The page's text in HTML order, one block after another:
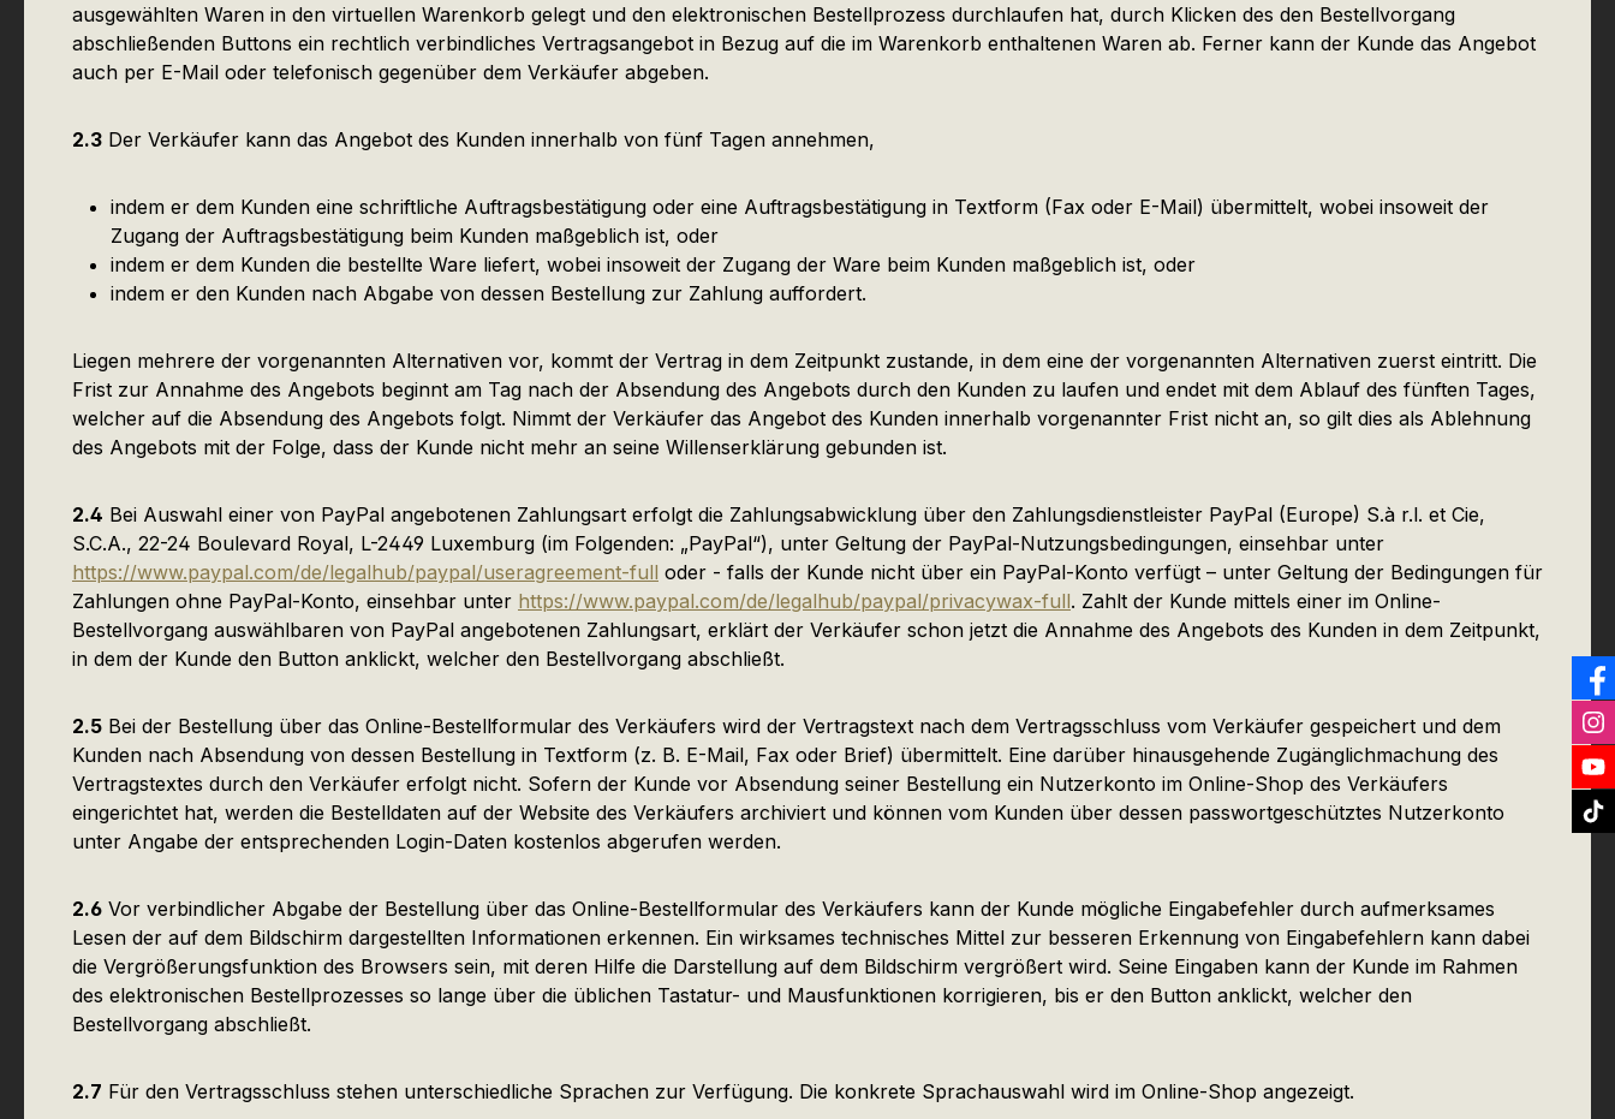
ausgewählten Waren in den virtuellen Warenkorb gelegt und den elektronischen Bestellprozess durchlaufen hat, durch Klicken des den Bestellvorgang
abschließenden Buttons ein rechtlich verbindliches Vertragsangebot in Bezug auf die im Warenkorb enthaltenen Waren ab. Ferner kann der Kunde das Angebot
auch per E-Mail oder telefonisch gegenüber dem Verkäufer abgeben.
2.3 Der Verkäufer kann das Angebot des Kunden innerhalb von fünf Tagen annehmen,
indem er dem Kunden eine schriftliche Auftragsbestätigung oder eine Auftragsbestätigung in Textform (Fax oder E-Mail) übermittelt, wobei insoweit der
Zugang der Auftragsbestätigung beim Kunden maßgeblich ist, oder
indem er dem Kunden die bestellte Ware liefert, wobei insoweit der Zugang der Ware beim Kunden maßgeblich ist, oder
indem er den Kunden nach Abgabe von dessen Bestellung zur Zahlung auffordert.
Liegen mehrere der vorgenannten Alternativen vor, kommt der Vertrag in dem Zeitpunkt zustande, in dem eine der vorgenannten Alternativen zuerst eintritt. Die
Frist zur Annahme des Angebots beginnt am Tag nach der Absendung des Angebots durch den Kunden zu laufen und endet mit dem Ablauf des fünften Tages,
welcher auf die Absendung des Angebots folgt. Nimmt der Verkäufer das Angebot des Kunden innerhalb vorgenannter Frist nicht an, so gilt dies als Ablehnung
des Angebots mit der Folge, dass der Kunde nicht mehr an seine Willenserklärung gebunden ist.
2.4 Bei Auswahl einer von PayPal angebotenen Zahlungsart erfolgt die Zahlungsabwicklung über den Zahlungsdienstleister PayPal (Europe) S.à r.l. et Cie,
S.C.A., 22-24 Boulevard Royal, L-2449 Luxemburg (im Folgenden: „PayPal“), unter Geltung der PayPal-Nutzungsbedingungen, einsehbar unter
https://www.paypal.com/de/legalhub/paypal/useragreement-full oder - falls der Kunde nicht über ein PayPal-Konto verfügt – unter Geltung der Bedingungen für
Zahlungen ohne PayPal-Konto, einsehbar unter https://www.paypal.com/de/legalhub/paypal/privacywax-full. Zahlt der Kunde mittels einer im Online-
Bestellvorgang auswählbaren von PayPal angebotenen Zahlungsart, erklärt der Verkäufer schon jetzt die Annahme des Angebots des Kunden in dem Zeitpunkt,
in dem der Kunde den Button anklickt, welcher den Bestellvorgang abschließt.
2.5 Bei der Bestellung über das Online-Bestellformular des Verkäufers wird der Vertragstext nach dem Vertragsschluss vom Verkäufer gespeichert und dem
Kunden nach Absendung von dessen Bestellung in Textform (z. B. E-Mail, Fax oder Brief) übermittelt. Eine darüber hinausgehende Zugänglichmachung des
Vertragstextes durch den Verkäufer erfolgt nicht. Sofern der Kunde vor Absendung seiner Bestellung ein Nutzerkonto im Online-Shop des Verkäufers
eingerichtet hat, werden die Bestelldaten auf der Website des Verkäufers archiviert und können vom Kunden über dessen passwortgeschütztes Nutzerkonto
unter Angabe der entsprechenden Login-Daten kostenlos abgerufen werden.
2.6 Vor verbindlicher Abgabe der Bestellung über das Online-Bestellformular des Verkäufers kann der Kunde mögliche Eingabefehler durch aufmerksames
Lesen der auf dem Bildschirm dargestellten Informationen erkennen. Ein wirksames technisches Mittel zur besseren Erkennung von Eingabefehlern kann dabei
die Vergrößerungsfunktion des Browsers sein, mit deren Hilfe die Darstellung auf dem Bildschirm vergrößert wird. Seine Eingaben kann der Kunde im Rahmen
des elektronischen Bestellprozesses so lange über die üblichen Tastatur- und Mausfunktionen korrigieren, bis er den Button anklickt, welcher den
Bestellvorgang abschließt.
2.7 Für den Vertragsschluss stehen unterschiedliche Sprachen zur Verfügung. Die konkrete Sprachauswahl wird im Online-Shop angezeigt.